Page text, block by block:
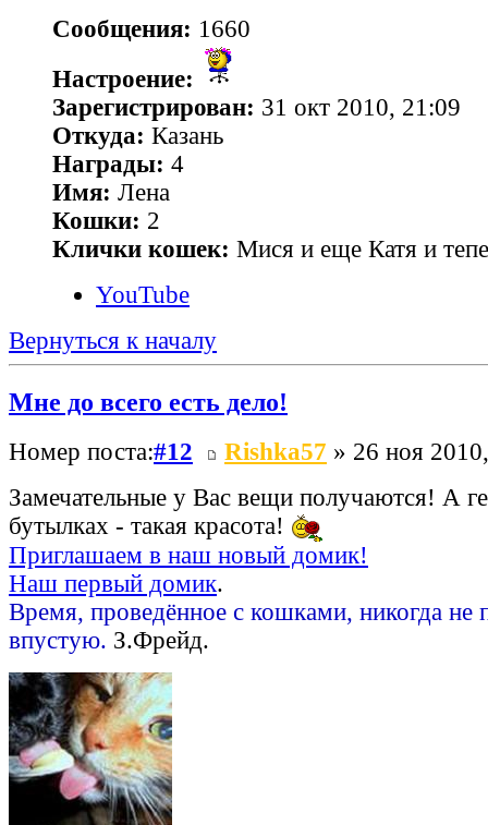
Сообщения: 1660
Настроение:
Зарегистрирован: 31 окт 2010, 21:09
Откуда: Казань
Награды: 4
Имя: Лена
Кошки: 2
Клички кошек: Мися и еще Катя и
YouTube
Вернуться к началу
Мне до всего есть дело!
Номер поста:#12 Rishka57 » 26 ноя
Замечательные у Вас вещи получаются! А
бутылках - такая красота!
Приглашаем в наш новый домик!
Наш первый домик.
Время, проведённое с кошками, никогда не
впустую. З.Фрейд.